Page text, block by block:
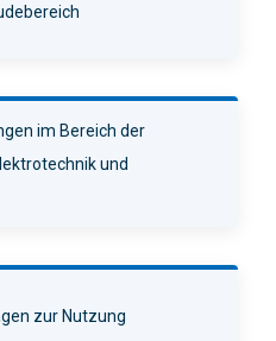
im Bereich der
und
zur Nutzung